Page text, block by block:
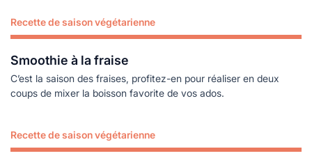
Recette de saison végétarienne
Smoothie à la fraise
C’est la saison des fraises, profitez-en pour réaliser en deux
coups de mixer la boisson favorite de vos ados.
Lire plus
Recette de saison végétarienne
Lire plus